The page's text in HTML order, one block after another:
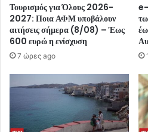
Τουρισμός για Όλους 2026-
2027: Ποια ΑΦΜ υποβάλουν
αιτήσεις σήμερα (8/08) – Έως
600 ευρώ η ενίσχυση
7 ώρες ago